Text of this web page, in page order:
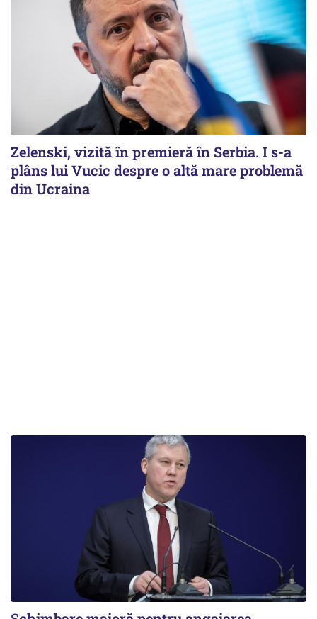
Zelenski, vizită în premieră în Serbia. I s-a
plâns lui Vucic despre o altă mare problemă
din Ucraina